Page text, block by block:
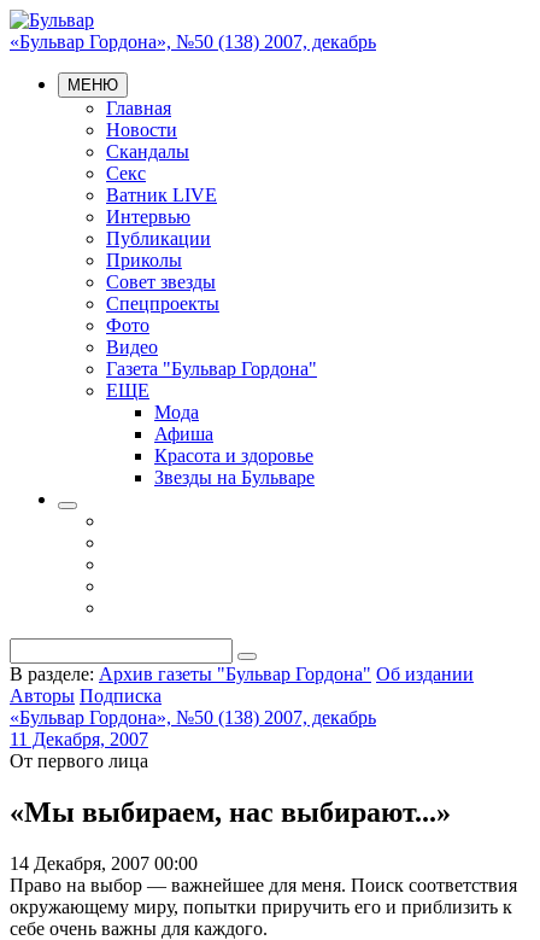
«Бульвар Гордона», №50 (138) 2007, декабрь
МЕНЮ
Главная
Новости
Скандалы
Секс
Ватник LIVE
Интервью
Публикации
Приколы
Совет звезды
Спецпроекты
Фото
Видео
Газета "Бульвар Гордона"
ЕЩЕ
Мода
Афиша
Красота и здоровье
Звезды на Бульваре
В разделе: Архив газеты "Бульвар Гордона" Об издании
Авторы Подписка
«Бульвар Гордона», №50 (138) 2007, декабрь
11 Декабря, 2007
От первого лица
«Мы выбираем, нас выбирают...»
14 Декабря, 2007 00:00
Право на выбор — важнейшее для меня. Поиск соответствия
окружающему миру, попытки приручить его и приблизить к
себе очень важны для каждого.